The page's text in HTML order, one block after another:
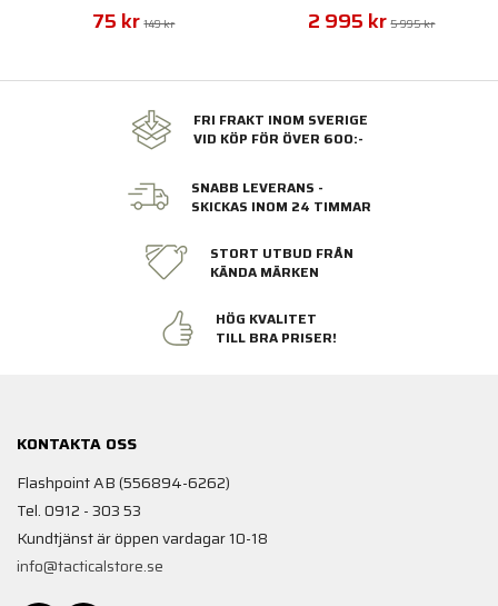
75 kr 149 kr 2 995 kr 5 995 kr
FRI FRAKT INOM SVERIGE
VID KÖP FÖR ÖVER 600:-
SNABB LEVERANS -
SKICKAS INOM 24 TIMMAR
STORT UTBUD FRÅN
KÄNDA MÄRKEN
HÖG KVALITET
TILL BRA PRISER!
KONTAKTA OSS
Flashpoint AB (556894-6262)
Tel. 0912 - 303 53
Kundtjänst är öppen vardagar 10-18
info@tacticalstore.se